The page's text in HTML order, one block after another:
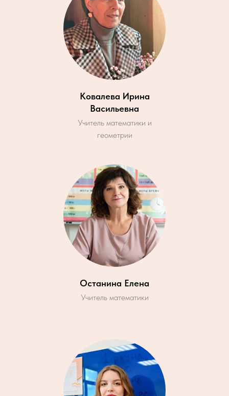
Ковалева Ирина
Васильевна
Учитель математики и
геометрии
Останина Елена
Учитель математики